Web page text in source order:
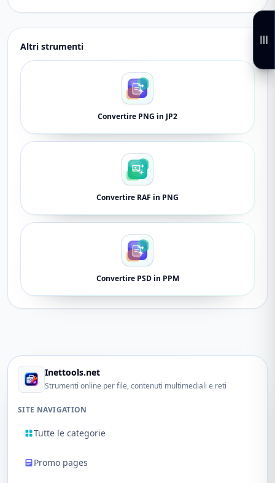
Altri strumenti
Convertire PNG in JP2
Convertire RAF in PNG
Convertire PSD in PPM
Inettools.net
Strumenti online per file, contenuti multimediali e reti
SITE NAVIGATION
Tutte le categorie
Promo pages